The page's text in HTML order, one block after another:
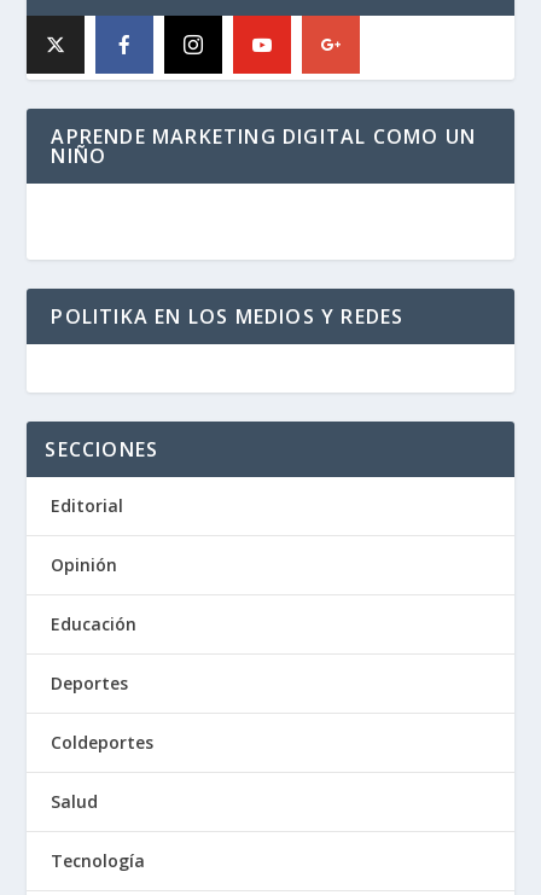
APRENDE MARKETING DIGITAL COMO UN
NIÑO
POLITIKA EN LOS MEDIOS Y REDES
SECCIONES
Editorial
Opinión
Educación
Deportes
Coldeportes
Salud
Tecnología